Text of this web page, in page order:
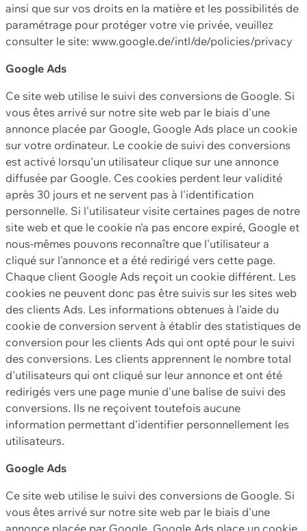
ainsi que sur vos droits en la matière et les possibilités de
paramétrage pour protéger votre vie privée, veuillez
consulter le site: www.google.de/intl/de/policies/privacy
Google Ads
Ce site web utilise le suivi des conversions de Google. Si
vous êtes arrivé sur notre site web par le biais d'une
annonce placée par Google, Google Ads place un cookie
sur votre ordinateur. Le cookie de suivi des conversions
est activé lorsqu'un utilisateur clique sur une annonce
diffusée par Google. Ces cookies perdent leur validité
après 30 jours et ne servent pas à l'identification
personnelle. Si l'utilisateur visite certaines pages de notre
site web et que le cookie n'a pas encore expiré, Google et
nous-mêmes pouvons reconnaître que l'utilisateur a
cliqué sur l'annonce et a été redirigé vers cette page.
Chaque client Google Ads reçoit un cookie différent. Les
cookies ne peuvent donc pas être suivis sur les sites web
des clients Ads. Les informations obtenues à l'aide du
cookie de conversion servent à établir des statistiques de
conversion pour les clients Ads qui ont opté pour le suivi
des conversions. Les clients apprennent le nombre total
d'utilisateurs qui ont cliqué sur leur annonce et ont été
redirigés vers une page munie d'une balise de suivi des
conversions. Ils ne reçoivent toutefois aucune
information permettant d'identifier personnellement les
utilisateurs.
Google Ads
Ce site web utilise le suivi des conversions de Google. Si
vous êtes arrivé sur notre site web par le biais d'une